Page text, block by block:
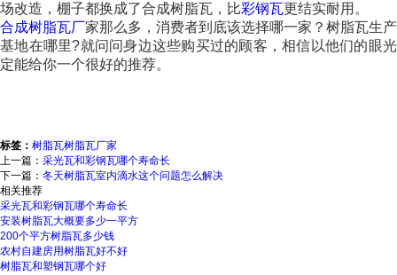
场改造，棚子都换成了合成树脂瓦，比彩钢瓦更结实耐用。
合成树脂瓦厂家那么多，消费者到底该选择哪一家？树脂瓦生产
基地在哪里?就问问身边这些购买过的顾客，相信以他们的眼光
定能给你一个很好的推荐。
标签： 树脂瓦树脂瓦厂家
上一篇： 采光瓦和彩钢瓦哪个寿命长
下一篇： 冬天树脂瓦室内滴水这个问题怎么解决
相关推荐
采光瓦和彩钢瓦哪个寿命长
安装树脂瓦大概要多少一平方
200个平方树脂瓦多少钱
农村自建房用树脂瓦好不好
树脂瓦和塑钢瓦哪个好